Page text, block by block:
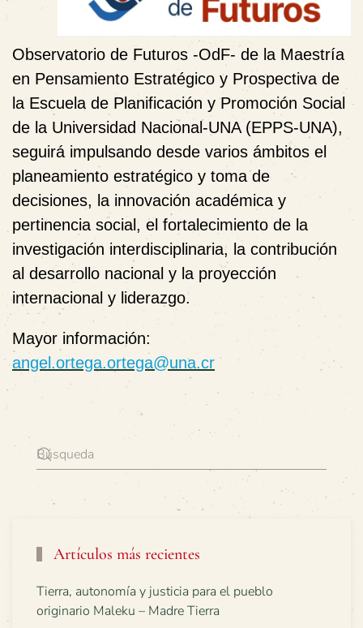
Observatorio de Futuros -OdF- de la Maestría
en Pensamiento Estratégico y Prospectiva de
la Escuela de Planificación y Promoción Social
de la Universidad Nacional-UNA (EPPS-UNA),
seguirá impulsando desde varios ámbitos el
planeamiento estratégico y toma de
decisiones, la innovación académica y
pertinencia social, el fortalecimiento de la
investigación interdisciplinaria, la contribución
al desarrollo nacional y la proyección
internacional y liderazgo.
Mayor información:
angel.ortega.ortega@una.cr
Artículos más recientes
Tierra, autonomía y justicia para el pueblo
originario Maleku – Madre Tierra